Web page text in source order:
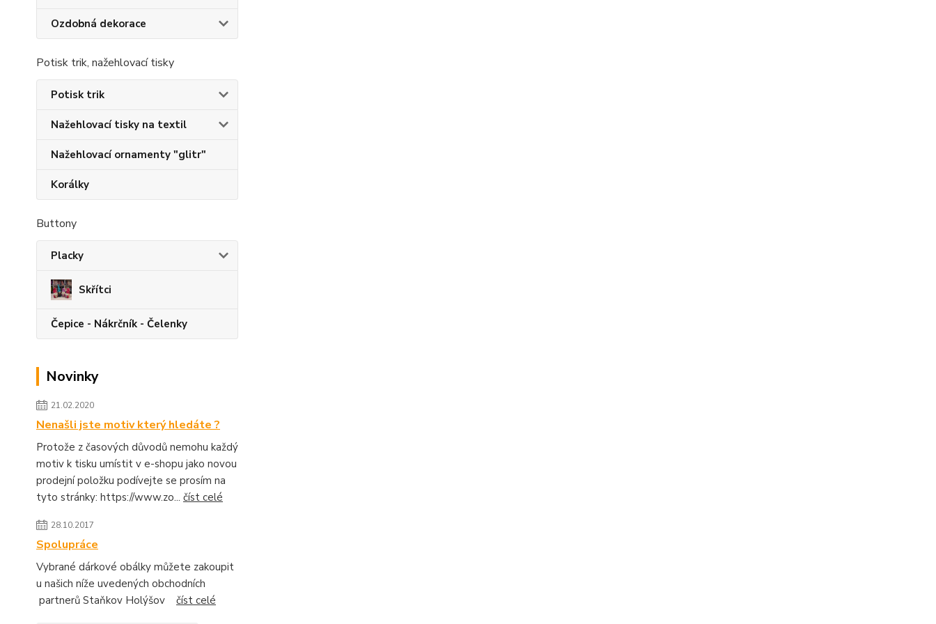
Ozdobná dekorace
Potisk trik, nažehlovací tisky
Potisk trik
Nažehlovací tisky na textil
Nažehlovací ornamenty "glitr"
Korálky
Buttony
Placky
Skřítci
Čepice - Nákrčník - Čelenky
Novinky
21.02.2020
Nenašli jste motiv který hledáte ?
Protože z časových důvodů nemohu každý
motiv k tisku umístit v e-shopu jako novou
prodejní položku podívejte se prosím na
tyto stránky: https://www.zo... číst celé
28.10.2017
Spolupráce
Vybrané dárkové obálky můžete zakoupit
u našich níže uvedených obchodních
partnerů Staňkov Holýšov číst celé